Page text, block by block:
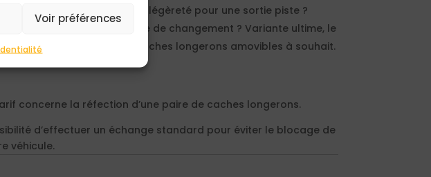
Voir préférences
profondeur ? Recherche de légèreté pour une sortie piste ?
à neuf simplifié ? Envie de changement ? Variante ultime, le
permet de rendre les caches longerons amovibles à souhait.
concerne la réfection d’une paire de caches longerons.
d’effectuer un échange standard pour éviter le blocage de
véhicule.